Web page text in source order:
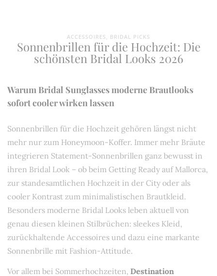
ACCESSOIRES BRIDAL PICKS
Sonnenbrillen für die Hochzeit: Die
schönsten Bridal Looks 2026
Warum Bridal Sunglasses moderne Brautlooks
sofort cooler wirken lassen
Sonnenbrillen für die Hochzeit gehören längst nicht
mehr nur zum Honeymoon-Koffer. Immer mehr Bräute
integrieren Statement-Sonnenbrillen ganz bewusst in
ihren Bridal Look – ob beim Getting Ready auf Mallorca,
zur standesamtlichen Hochzeit in der City oder als
cooler Kontrast zum minimalistischen Brautkleid.
Besonders moderne Bridal Looks leben aktuell von
genau diesen kleinen Stilbrüchen: sleekes Kleid,
zurückhaltende Accessoires und dazu eine markante
Sonnenbrille mit Fashion-Attitude.
Vor allem bei Sommerhochzeiten, Destination